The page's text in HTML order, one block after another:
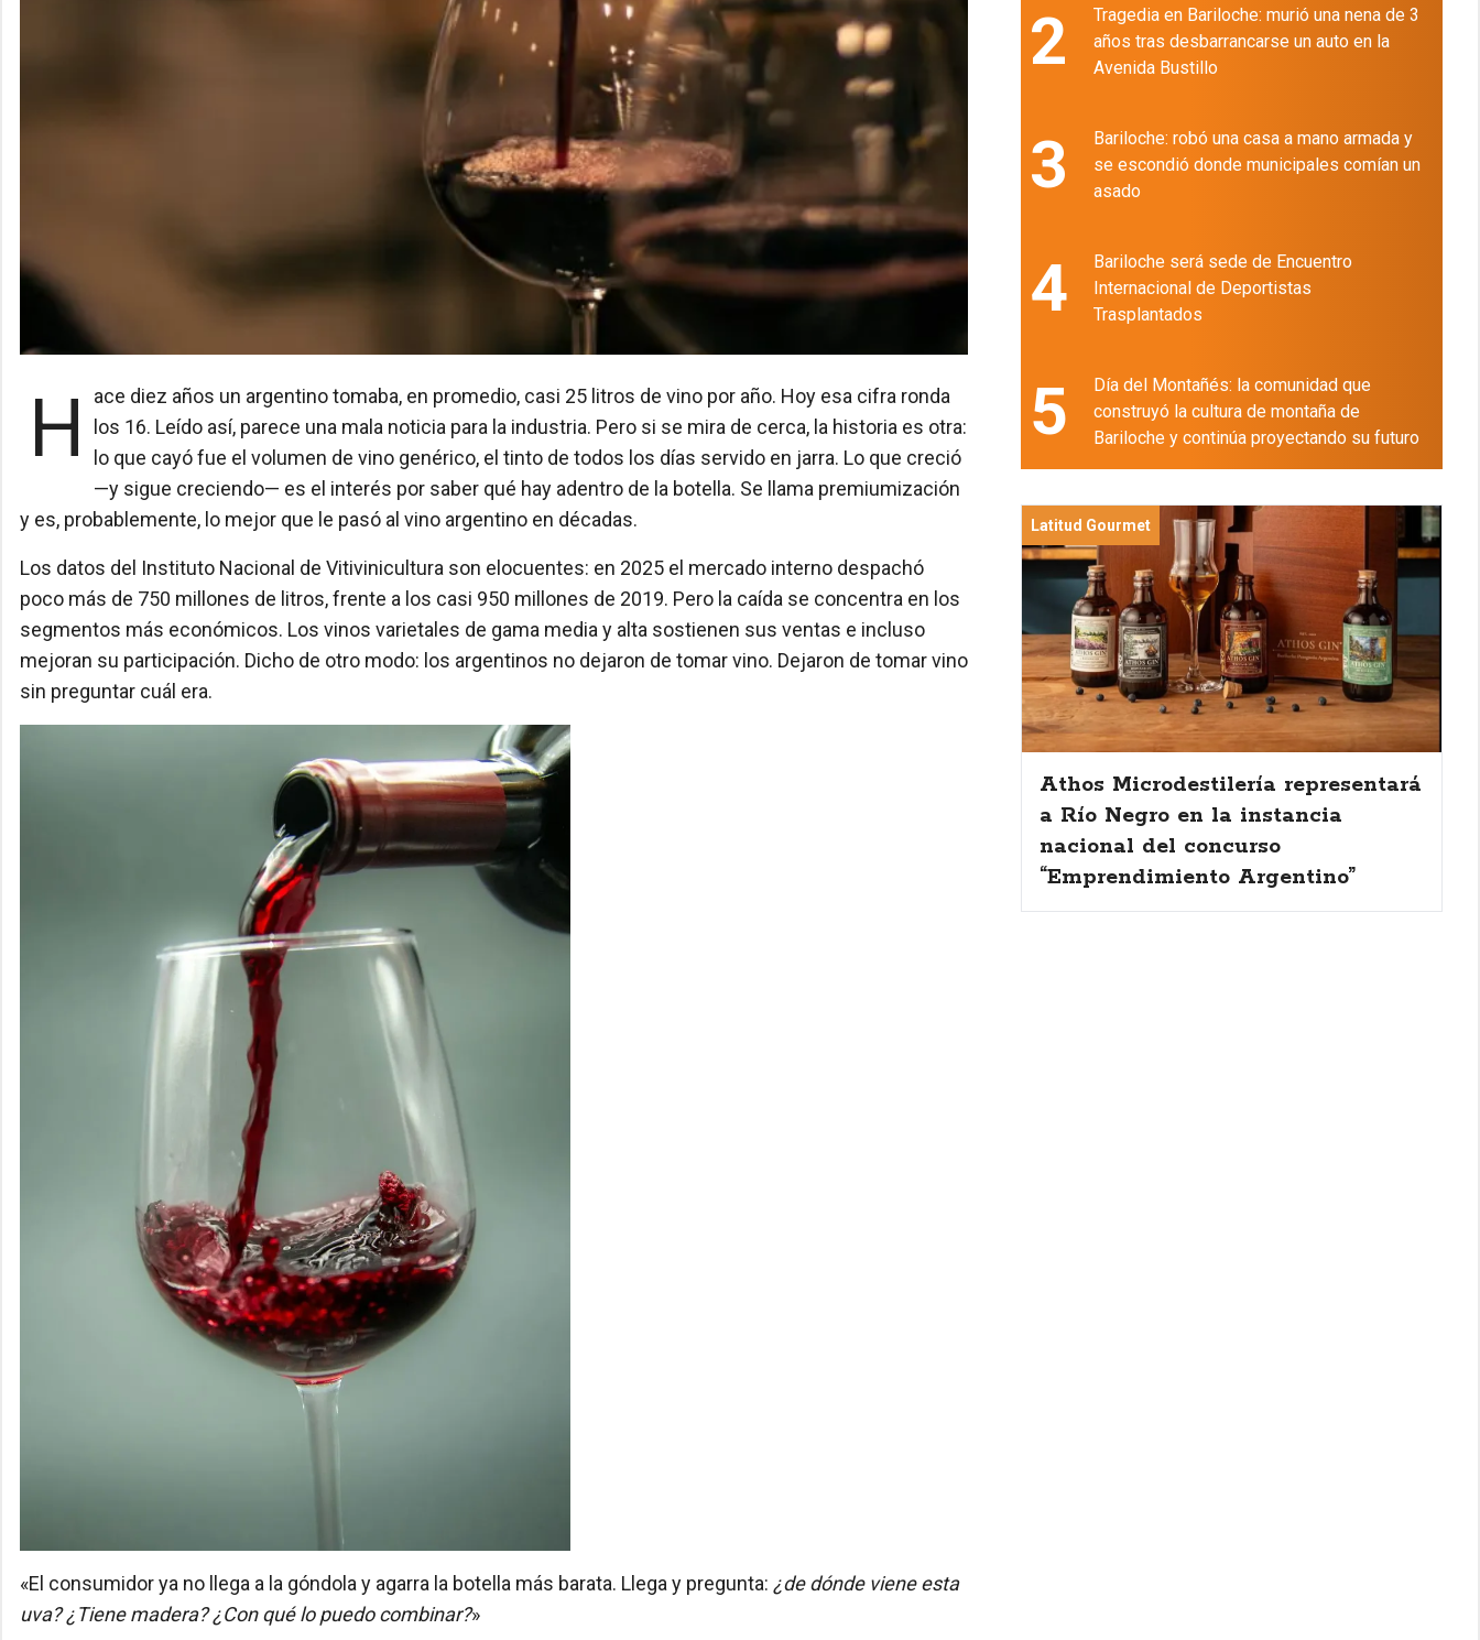
Hace diez años un argentino tomaba, en promedio, casi 25 litros de vino por año. Hoy esa cifra ronda
los 16. Leído así, parece una mala noticia para la industria. Pero si se mira de cerca, la historia es otra:
lo que cayó fue el volumen de vino genérico, el tinto de todos los días servido en jarra. Lo que creció
—y sigue creciendo— es el interés por saber qué hay adentro de la botella. Se llama premiumización
y es, probablemente, lo mejor que le pasó al vino argentino en décadas.
Los datos del Instituto Nacional de Vitivinicultura son elocuentes: en 2025 el mercado interno despachó
poco más de 750 millones de litros, frente a los casi 950 millones de 2019. Pero la caída se concentra en los
segmentos más económicos. Los vinos varietales de gama media y alta sostienen sus ventas e incluso
mejoran su participación. Dicho de otro modo: los argentinos no dejaron de tomar vino. Dejaron de tomar vino
sin preguntar cuál era.
«El consumidor ya no llega a la góndola y agarra la botella más barata. Llega y pregunta: ¿de dónde viene esta
uva? ¿Tiene madera? ¿Con qué lo puedo combinar?»
2
Tragedia en Bariloche: murió una nena de 3
años tras desbarrancarse un auto en la
Avenida Bustillo
3
Bariloche: robó una casa a mano armada y
se escondió donde municipales comían un
asado
4
Bariloche será sede de Encuentro
Internacional de Deportistas
Trasplantados
5
Día del Montañés: la comunidad que
construyó la cultura de montaña de
Bariloche y continúa proyectando su futuro
Latitud Gourmet
Athos Microdestilería representará
a Río Negro en la instancia
nacional del concurso
“Emprendimiento Argentino”